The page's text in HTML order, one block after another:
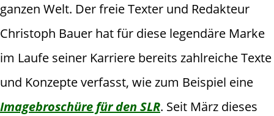
ganzen Welt. Der freie Texter und Redakteur
Christoph Bauer hat für diese legendäre Marke
im Laufe seiner Karriere bereits zahlreiche Texte
und Konzepte verfasst, wie zum Beispiel eine
Imagebroschüre für den SLR. Seit März dieses